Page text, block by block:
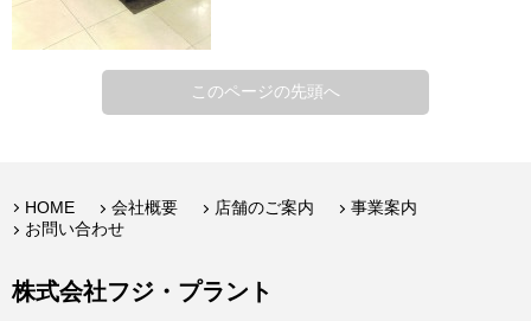
このページの先頭へ
HOME 会社概要 店舗のご案内
事業案内
お問い合わせ
株式会社フジ・プラント